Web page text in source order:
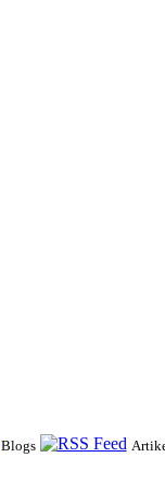
Blogs